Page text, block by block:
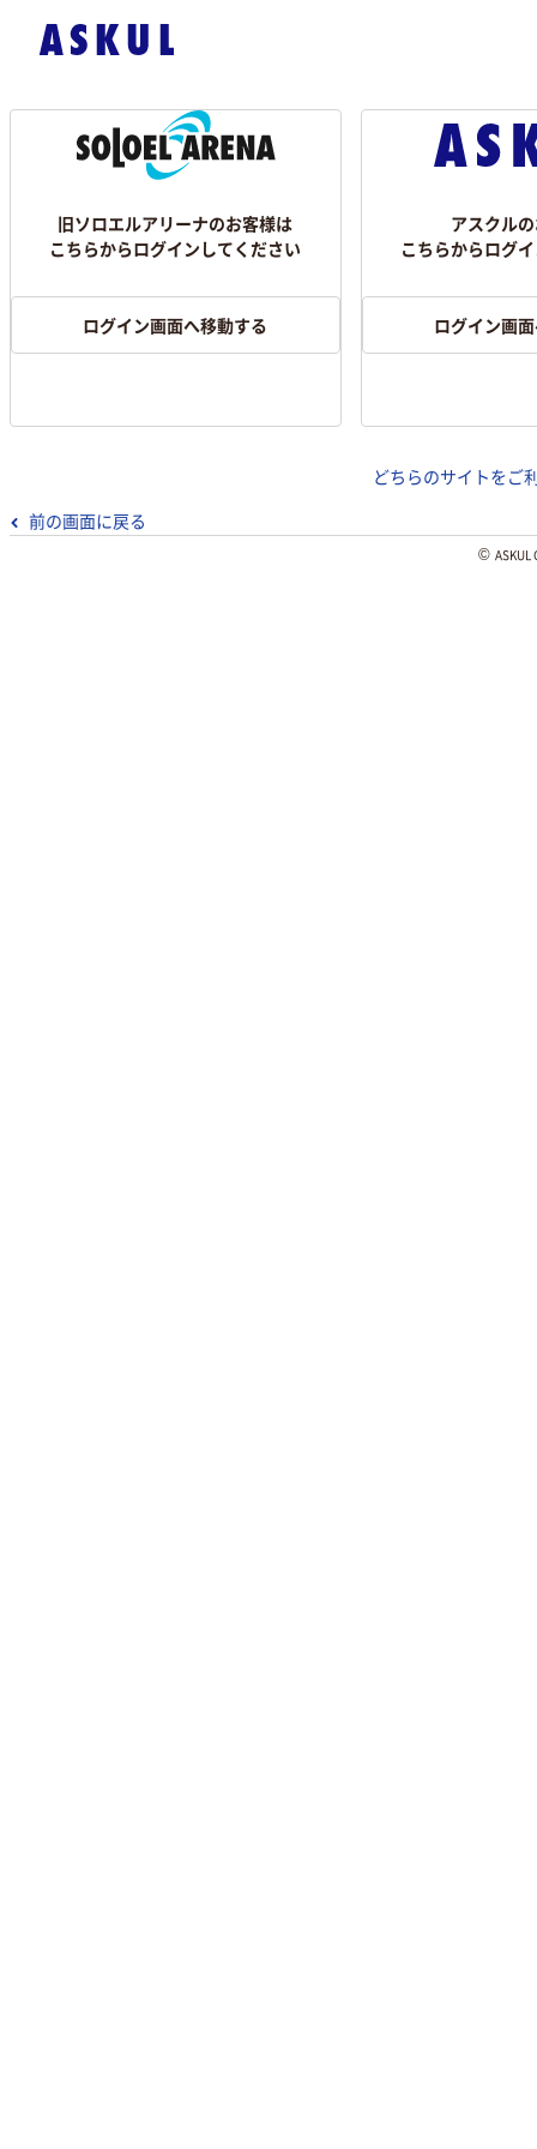
旧ソロエルアリーナのお客様は
こちらからログインしてください
ログイン画面へ移動する
アスクル
こちらからログ
ログイン画
どちらのサイトをご
前の画面に戻る
©